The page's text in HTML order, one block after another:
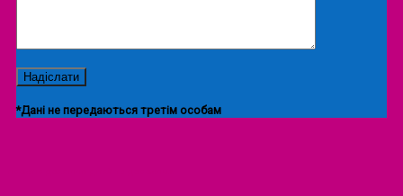
*Дані не передаються третім особам